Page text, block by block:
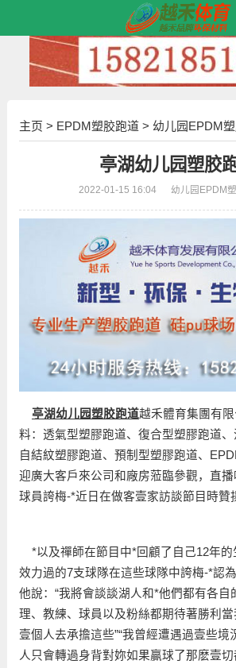
主页 > EPDM塑胶跑道> 幼儿园EPDM
亭湖幼儿园塑胶
2022-01-15 16:04 幼儿园EPDM
亭湖幼儿园塑胶跑道越禾體育集團有
料：透氣型塑膠跑道、復合型塑膠跑道、
自結紋塑膠跑道、預制型塑膠跑道、
迎廣大客戶來公司和廠房蒞臨參觀，直
球員誇梅-*近日在做客壹家訪談節目時贊
*以及禪師在節目中*回顧了自己12年的
效力過的7支球隊在這些球隊中誇梅-*認
他說：“我將會談談湖人和*他們都有各自
理、教練、球員以及粉絲都期待著勝利
壹個人去承擔這些”“我曾經遭遇過壹些境
人只會轉過身背對妳如果贏球了那麽壹